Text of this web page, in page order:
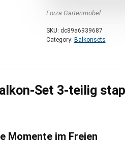
Forza Gartenmöbel
SKU: dc89a6939687
Category: Balkonsets
Set 3-teilig
Momente im Freien